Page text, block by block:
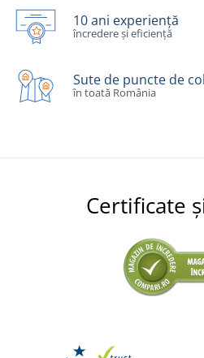
10 ani experiență
încredere și eficiență
Sute de puncte de
în toată România
Certificate